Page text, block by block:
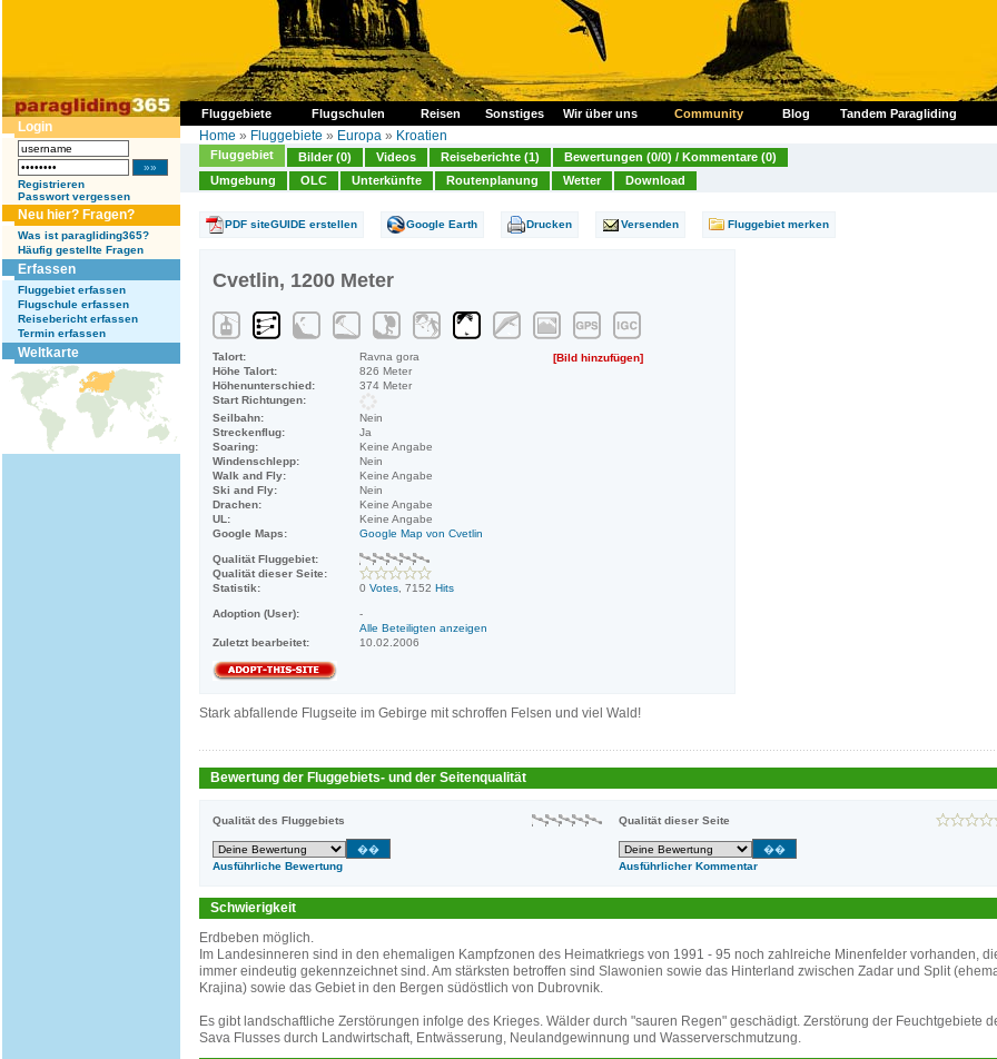
Fluggebiete Flugschulen Reisen Sonstiges Wir über uns Community Blog Tandem Paragliding
Login
Registrieren
Passwort vergessen
Neu hier? Fragen?
Was ist paragliding365?
Häufig gestellte Fragen
Erfassen
Fluggebiet erfassen
Flugschule erfassen
Reisebericht erfassen
Termin erfassen
Weltkarte
Home » Fluggebiete » Europa » Kroatien
Fluggebiet Bilder (0) Videos Reiseberichte (1)
Bewertungen (0/0) / Kommentare (0)
Umgebung
OLC Unterkünfte Routenplanung Wetter Download
PDF siteGUIDE erstellen Google Earth Drucken Versenden Fluggebiet merken
Cvetlin, 1200 Meter
Talort:
Ravna gora
Höhe Talort:
826 Meter
Höhenunterschied:
374 Meter
Start Richtungen:
Seilbahn:
Nein
Streckenflug:
Ja
Soaring:
Keine Angabe
Windenschlepp:
Nein
Walk and Fly:
Keine Angabe
Ski and Fly:
Nein
Drachen:
Keine Angabe
UL:
Keine Angabe
Google Maps:
Google Map von Cvetlin
Qualität Fluggebiet:
Qualität dieser Seite:
Statistik:
0 Votes , 7152 Hits
Adoption (User):
-
Alle Beteiligten anzeigen
Zuletzt bearbeitet:
10.02.2006
[Bild hinzufügen]
Stark abfallende Flugseite im Gebirge mit schroffen Felsen und viel Wald!
Bewertung der Fluggebiets- und der Seitenqualität
Qualität des Fluggebiets Qualität dieser Seite
Ausführliche Bewertung Ausführlicher Kommentar
Schwierigkeit
Erdbeben möglich.
Im Landesinneren sind in den ehemaligen Kampfzonen des Heimatkriegs von 1991 - 95 noch zahlreiche Minenfelder vorhanden,
immer eindeutig gekennzeichnet sind. Am stärksten betroffen sind Slawonien sowie das Hinterland zwischen Zadar und Split
Krajina) sowie das Gebiet in den Bergen südöstlich von Dubrovnik.
Es gibt landschaftliche Zerstörungen infolge des Krieges. Wälder durch "sauren Regen" geschädigt. Zerstörung der Feuchtgebiete
Sava Flusses durch Landwirtschaft, Entwässerung, Neulandgewinnung und Wasserverschmutzung.